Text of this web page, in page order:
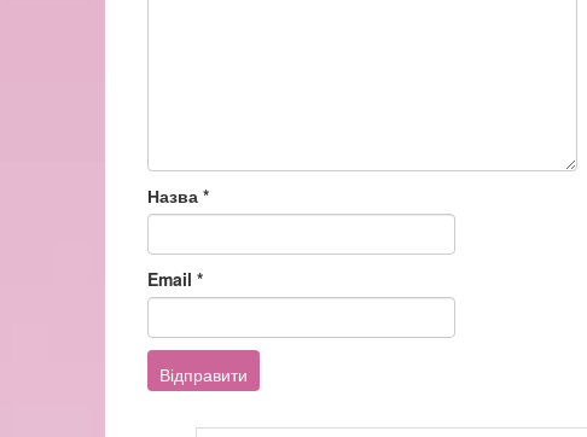
Назва *
Email *